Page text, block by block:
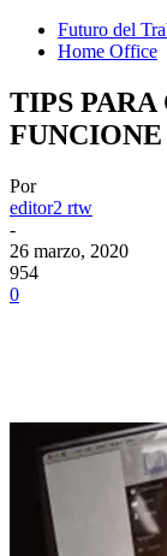
Futuro del
Home Office
TIPS
FUNCIONE
Por
editor2 rtw
-
26 marzo, 2020
954
0